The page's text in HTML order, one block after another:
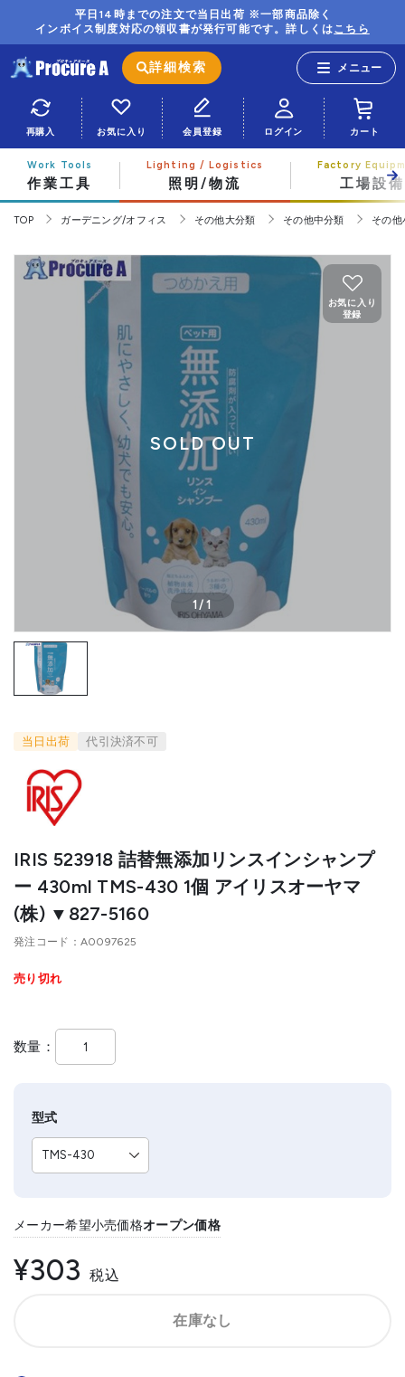
平日14時までの注文で当日出荷 ※一部商品除く
インボイス制度対応の領収書が発行可能です。詳しくはこちら
詳細検索
再購入 お気に入り 会員登録 ログイン カート
作業工具 照明/物流 工場設備
TOP ガーデニング/オフィス その他大分類 その他中分類 その他
SOLD OUT
1/ 1
お気に入り
登録
当日出荷 代引決済不可
IRIS 523918 詰替無添加リンスインシャンプ
ー 430ml TMS-430 1個 アイリスオーヤマ
(株) ▼827-5160
発注コード A0097625
売り切れ
数量
型式
メーカー希望小売価格オープン価格
¥303 税込
在庫なし